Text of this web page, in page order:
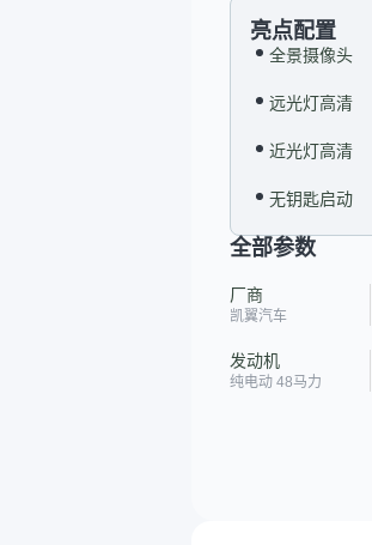
亮点配置
全景摄像头
远光灯高清
近光灯高清
无钥匙启动
全部参数
厂商
凯翼汽车
发动机
纯电动 48马力